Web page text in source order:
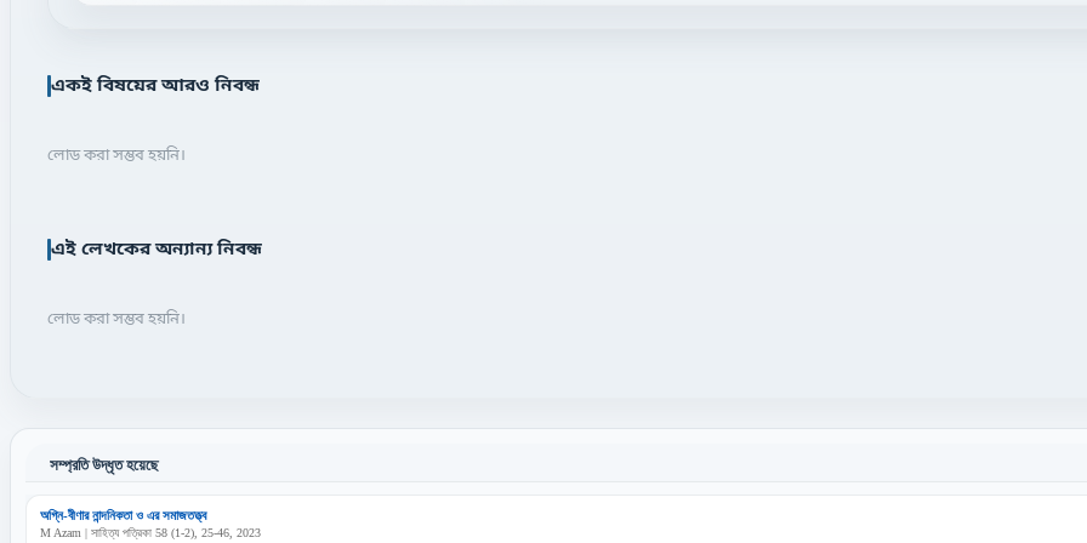
একই বিষয়ের আরও নিবন্ধ
লোড করা সম্ভব হয়নি।
এই লেখকের অন্যান্য নিবন্ধ
লোড করা সম্ভব হয়নি।
সম্প্রতি উদ্ধৃত হয়েছে
অগ্নি-বীণার নান্দনিকতা ও এর সমাজতত্ত্ব
M Azam | সাহিত্য পত্রিকা 58 (1-2), 25-46, 2023